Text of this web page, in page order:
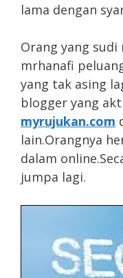
lama dengan
Orang yang
mrhanafi
yang tak asing
blogger yang
myrujukan.com
lain.Orangnya
dalam
jumpa lagi.